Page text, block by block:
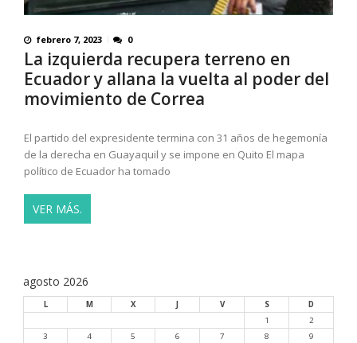
febrero 7, 2023 0
La izquierda recupera terreno en
Ecuador y allana la vuelta al poder del
movimiento de Correa
El partido del expresidente termina con 31 años de hegemonía
de la derecha en Guayaquil y se impone en Quito El mapa
político de Ecuador ha tomado
VER MÁS.
agosto 2026
L M X V S
D
1
2
3
4 5 6 7 8
9